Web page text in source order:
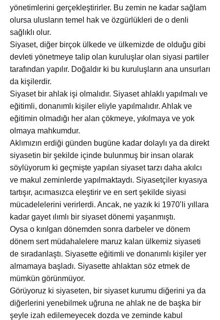
yönetimlerini gerçekleştirirler. Bu zemin ne kadar sağlam
olursa ulusların temel hak ve özgürlükleri de o denli
sağlıklı olur.
Siyaset, diğer birçok ülkede ve ülkemizde de olduğu gibi
devleti yönetmeye talip olan kuruluşlar olan siyasi partiler
tarafından yapılır. Doğaldır ki bu kuruluşların ana unsurları
da kişilerdir.
Siyaset bir ahlak işi olmalıdır. Siyaset ahlaklı yapılmalı ve
eğitimli, donanımlı kişiler eliyle yapılmalıdır. Ahlak ve
eğitimin olmadığı her alan çökmeye, yıkılmaya ve yok
olmaya mahkumdur.
Aklımızın erdiği günden bugüne kadar dolaylı ya da direkt
siyasetin bir şekilde içinde bulunmuş bir insan olarak
söylüyorum ki geçmişte yapılan siyaset tarzı daha akılcı
ve makul zeminlerde yapılmaktaydı. Siyasetçiler kıyasıya
tartışır, acımasızca eleştirir ve en sert şekilde siyasi
mücadelelerini verirlerdi. Ancak, ne yazık ki 1970’li yıllara
kadar gayet ılımlı bir siyaset dönemi yaşanmıştı.
Oysa o kırılgan dönemden sonra darbeler ve dönem
dönem sert müdahalelere maruz kalan ülkemiz siyaseti
de sıradanlaştı. Siyasette eğitimli ve donanımlı kişiler yer
almamaya başladı. Siyasette ahlaktan söz etmek de
mümkün görünmüyor.
Görüyoruz ki siyaseten, bir siyaset kurumu diğerini ya da
diğerlerini yenebilmek uğruna ne ahlak ne de başka bir
şeyle izah edilemeyecek dozda ve zeminde kabul